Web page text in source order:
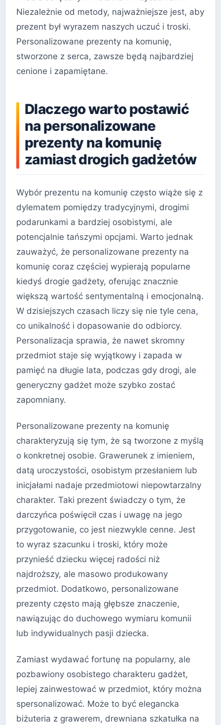
Niezależnie od metody, najważniejsze jest, aby
prezent był wyrazem naszych uczuć i troski.
Personalizowane prezenty na komunię,
stworzone z serca, zawsze będą najbardziej
cenione i zapamiętane.
Dlaczego warto postawić
na personalizowane
prezenty na komunię
zamiast drogich gadżetów
Wybór prezentu na komunię często wiąże się z
dylematem pomiędzy tradycyjnymi, drogimi
podarunkami a bardziej osobistymi, ale
potencjalnie tańszymi opcjami. Warto jednak
zauważyć, że personalizowane prezenty na
komunię coraz częściej wypierają popularne
kiedyś drogie gadżety, oferując znacznie
większą wartość sentymentalną i emocjonalną.
W dzisiejszych czasach liczy się nie tyle cena,
co unikalność i dopasowanie do odbiorcy.
Personalizacja sprawia, że nawet skromny
przedmiot staje się wyjątkowy i zapada w
pamięć na długie lata, podczas gdy drogi, ale
generyczny gadżet może szybko zostać
zapomniany.
Personalizowane prezenty na komunię
charakteryzują się tym, że są tworzone z myślą
o konkretnej osobie. Grawerunek z imieniem,
datą uroczystości, osobistym przesłaniem lub
inicjałami nadaje przedmiotowi niepowtarzalny
charakter. Taki prezent świadczy o tym, że
darczyńca poświęcił czas i uwagę na jego
przygotowanie, co jest niezwykle cenne. Jest
to wyraz szacunku i troski, który może
przynieść dziecku więcej radości niż
najdroższy, ale masowo produkowany
przedmiot. Dodatkowo, personalizowane
prezenty często mają głębsze znaczenie,
nawiązując do duchowego wymiaru komunii
lub indywidualnych pasji dziecka.
Zamiast wydawać fortunę na popularny, ale
pozbawiony osobistego charakteru gadżet,
lepiej zainwestować w przedmiot, który można
spersonalizować. Może to być elegancka
biżuteria z grawerem, drewniana szkatułka na